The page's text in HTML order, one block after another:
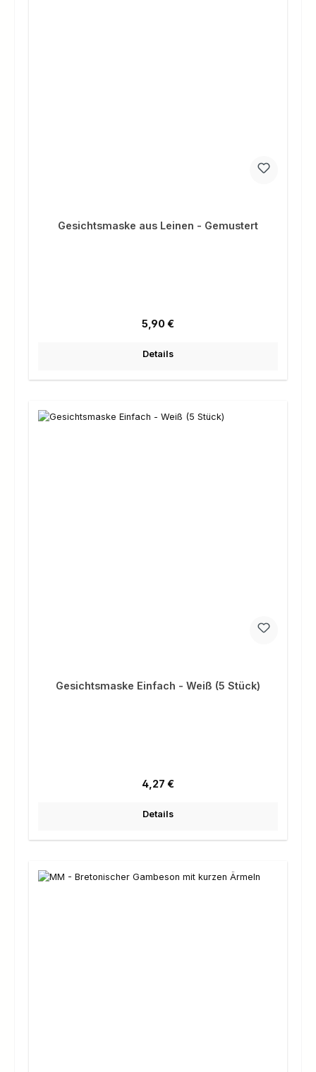
Gesichtsmaske aus Leinen - Gemustert
Regulärer Preis:
5,90 €
Details
Gesichtsmaske Einfach - Weiß (5 Stück)
Regulärer Preis:
4,27 €
Details